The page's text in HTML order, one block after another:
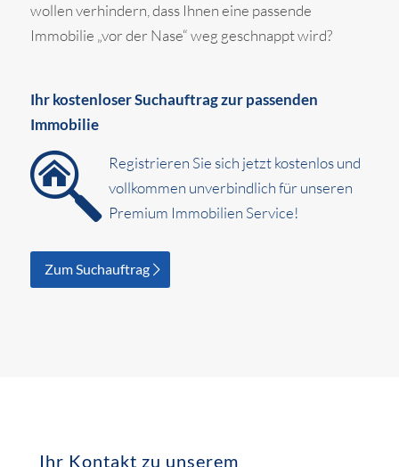
wollen verhindern, dass Ihnen eine passende
Immobilie „vor der Nase“ weg geschnappt wird?
Ihr kostenloser Suchauftrag zur passenden
Immobilie
Registrieren Sie sich jetzt kostenlos und
vollkommen unverbindlich für unseren
Premium Immobilien Service!
Zum Suchauftrag
Ihr Kontakt zu unserem